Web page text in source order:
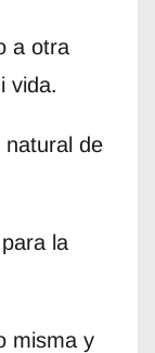
a otra
vida.
natural de
la
misma y